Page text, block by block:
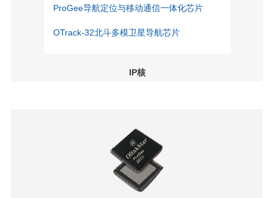
ProGee导航定位与移动通信一体化芯片
OTrack-32北斗多模卫星导航芯片
IP核